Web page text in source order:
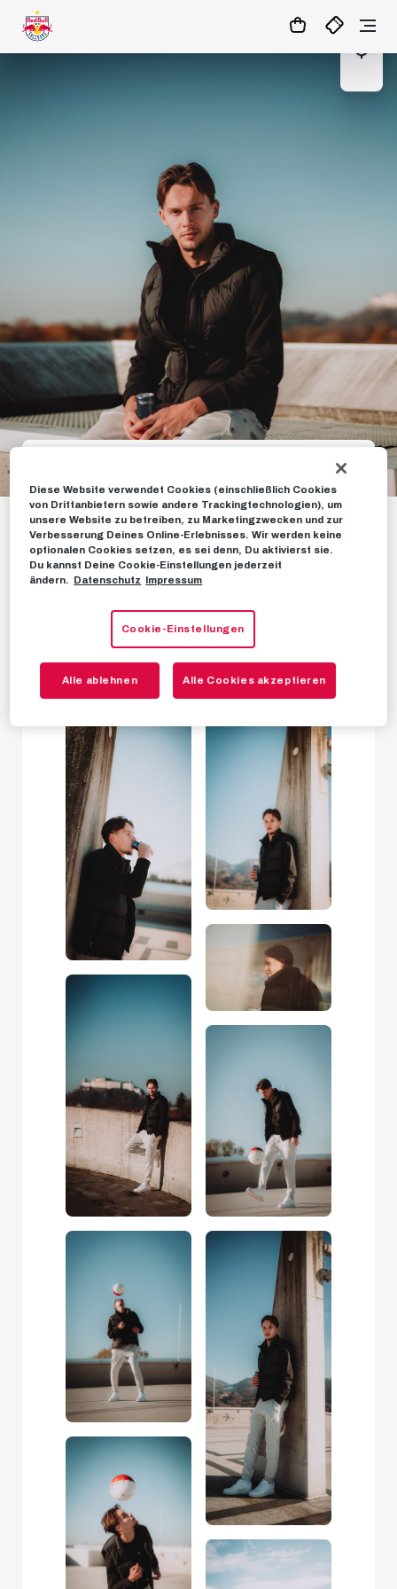
12:06 MATCHCENTER
Galerie: „Salzburger
Halbzeit“ mit Amar
Dedic
Diese Website verwendet Cookies (einschließlich Cookies
von Drittanbietern sowie andere Trackingtechnologien), um
unsere Website zu betreiben, zu Marketingzwecken und zur
Verbesserung Deines Online-Erlebnisses. Wir werden keine
optionalen Cookies setzen, es sei denn, Du aktivierst sie.
Du kannst Deine Cookie-Einstellungen jederzeit
ändern. Datenschutz Impressum
Cookie-Einstellungen
Alle ablehnen Alle Cookies akzeptieren